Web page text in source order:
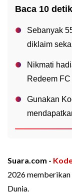
Baca 10 detik
Sebanyak
diklaim
Nikmati
Redeem
Gunakan
Suara.com -
2026
Dunia.